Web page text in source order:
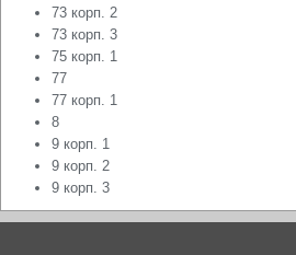
73 корп. 2
73 корп. 3
75 корп. 1
77
77 корп. 1
8
9 корп. 1
9 корп. 2
9 корп. 3